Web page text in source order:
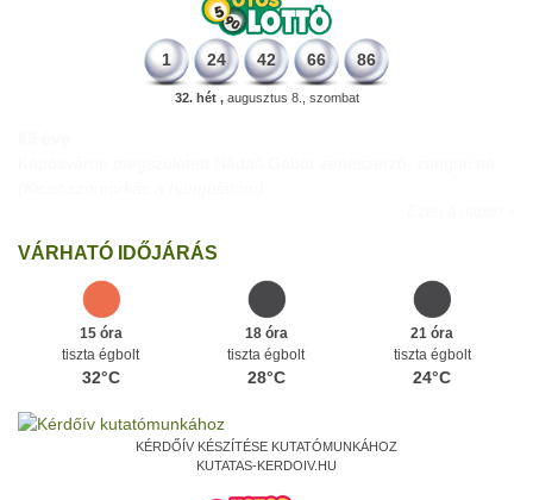
1 24 42 66 86
32. hét ,augusztus 8., szombat
VÁRHATÓ IDŐJÁRÁS
15 óra
tiszta égbolt
32°C
18 óra
tiszta égbolt
28°C
21 óra
tiszta égbolt
24°C
KÉRDŐÍV KÉSZÍTÉSE KUTATÓMUNKÁHOZ
KUTATAS-KERDOIV.HU